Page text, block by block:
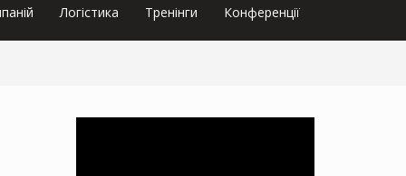
Логістика Тренінги Конференції